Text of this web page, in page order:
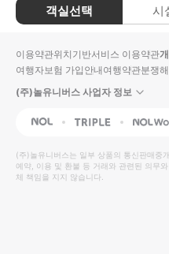
객실선택 시
이용약관위치기반서비스 이용약관
여행자보험 가입안내여행약관분쟁
(주)놀유니버스 사업자 정보
NOL Triple
(주)놀유니버스는 일부 상품의 통신판매중
예약, 이용 및 환불 등 거래와 관련된 의무
체 책임을 지지 않습니다.